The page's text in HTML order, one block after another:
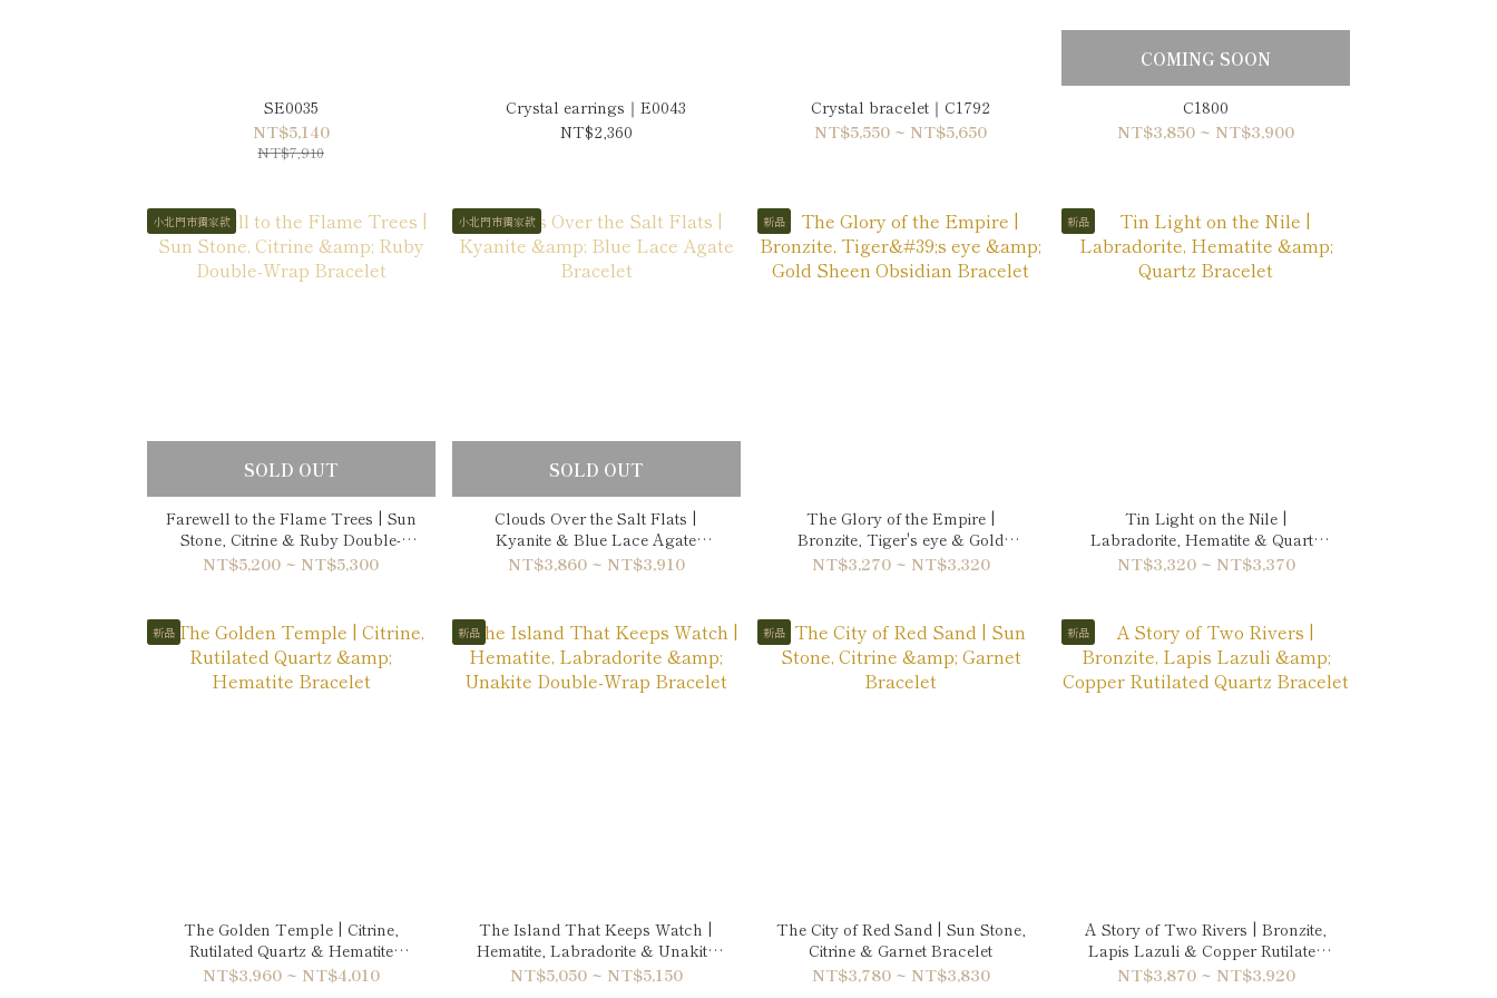
SE0035
NT$5,140
NT$7,910
Crystal earrings｜E0043
NT$2,360
Crystal bracelet｜C1792
NT$5,550 ~ NT$5,650
COMING SOON
C1800
NT$3,850 ~ NT$3,900
小北門市獨家款
SOLD OUT
Farewell to the Flame Trees | Sun
Stone, Citrine & Ruby Double-
Wrap Bracelet
NT$5,200 ~ NT$5,300
小北門市獨家款
SOLD OUT
Clouds Over the Salt Flats |
Kyanite & Blue Lace Agate
Bracelet
NT$3,860 ~ NT$3,910
新品
The Glory of the Empire |
Bronzite, Tiger's eye & Gold
Sheen Obsidian Bracelet
NT$3,270 ~ NT$3,320
新品
Tin Light on the Nile |
Labradorite, Hematite & Quartz
Bracelet
NT$3,320 ~ NT$3,370
新品
The Golden Temple | Citrine,
Rutilated Quartz & Hematite
Bracelet
NT$3,960 ~ NT$4,010
新品
The Island That Keeps Watch |
Hematite, Labradorite & Unakite
Double-Wrap Bracelet
NT$5,050 ~ NT$5,150
新品
The City of Red Sand | Sun Stone,
Citrine & Garnet Bracelet
NT$3,780 ~ NT$3,830
新品
A Story of Two Rivers | Bronzite,
Lapis Lazuli & Copper Rutilated
Quartz Bracelet
NT$3,870 ~ NT$3,920